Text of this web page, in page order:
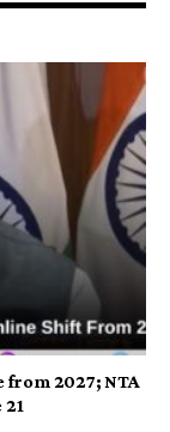
from 2027; NTA